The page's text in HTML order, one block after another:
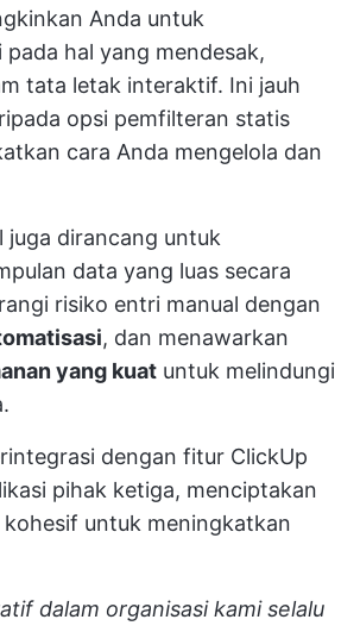
Anda untuk
hal yang mendesak,
tata letak interaktif. Ini jauh
opsi pemfilteran statis
cara Anda mengelola dan
juga dirancang untuk
data yang luas secara
risiko entri manual dengan
, dan menawarkan
yang kuat untuk melindungi
dengan fitur ClickUp
pihak ketiga, menciptakan
kohesif untuk meningkatkan
dalam organisasi kami selalu